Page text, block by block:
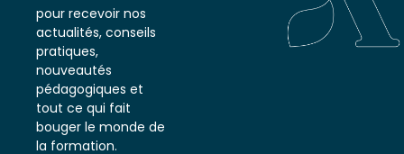
notre newsletter
pour recevoir nos
actualités, conseils
pratiques,
nouveautés
pédagogiques et
tout ce qui fait
bouger le monde de